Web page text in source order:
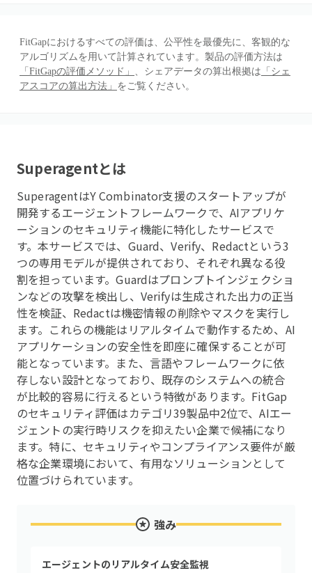
FitGapにおけるすべての評価は、公平性を最優先に、客観的な
アルゴリズムを用いて計算されています。製品の評価方法は
「FitGapの評価メソッド」 、シェアデータの算出根拠は 「シェ
アスコアの算出方法」 をご覧ください。
Superagentとは
SuperagentはY Combinator支援のスタートアップが
開発するエージェントフレームワークで、AIアプリケ
ーションのセキュリティ機能に特化したサービスで
す。本サービスでは、Guard、Verify、Redactという3
つの専用モデルが提供されており、それぞれ異なる役
割を担っています。Guardはプロンプトインジェクショ
ンなどの攻撃を検出し、Verifyは生成された出力の正当
性を検証、Redactは機密情報の削除やマスクを実行し
ます。これらの機能はリアルタイムで動作するため、AI
アプリケーションの安全性を即座に確保することが可
能となっています。また、言語やフレームワークに依
存しない設計となっており、既存のシステムへの統合
が比較的容易に行えるという特徴があります。FitGap
のセキュリティ評価はカテゴリ39製品中2位で、AIエー
ジェントの実行時リスクを抑えたい企業で候補になり
ます。特に、セキュリティやコンプライアンス要件が厳
格な企業環境において、有用なソリューションとして
位置づけられています。
強み
エージェントのリアルタイム安全監視